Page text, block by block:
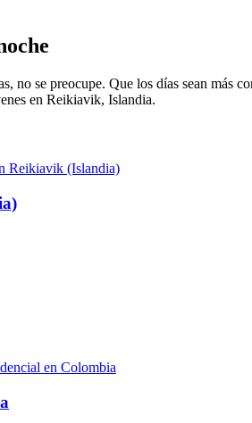
no se preocupe. Que los días sean más
en Reikiavik, Islandia.